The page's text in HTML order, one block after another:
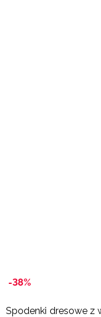
-38%
Spodenki dresowe z